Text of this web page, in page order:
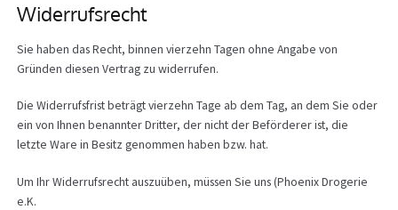
Widerrufsrecht
Sie haben das Recht, binnen vierzehn Tagen ohne Angabe von
Gründen diesen Vertrag zu widerrufen.
Die Widerrufsfrist beträgt vierzehn Tage ab dem Tag, an dem Sie oder
ein von Ihnen benannter Dritter, der nicht der Beförderer ist, die
letzte Ware in Besitz genommen haben bzw. hat.
Um Ihr Widerrufsrecht auszuüben, müssen Sie uns (Phoenix Drogerie
e.K.